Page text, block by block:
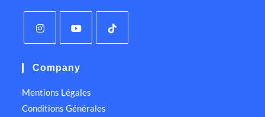
Company
Mentions Légales
Conditions Générales